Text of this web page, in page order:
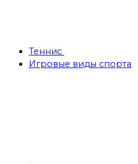
Теннис
Игровые виды спорта